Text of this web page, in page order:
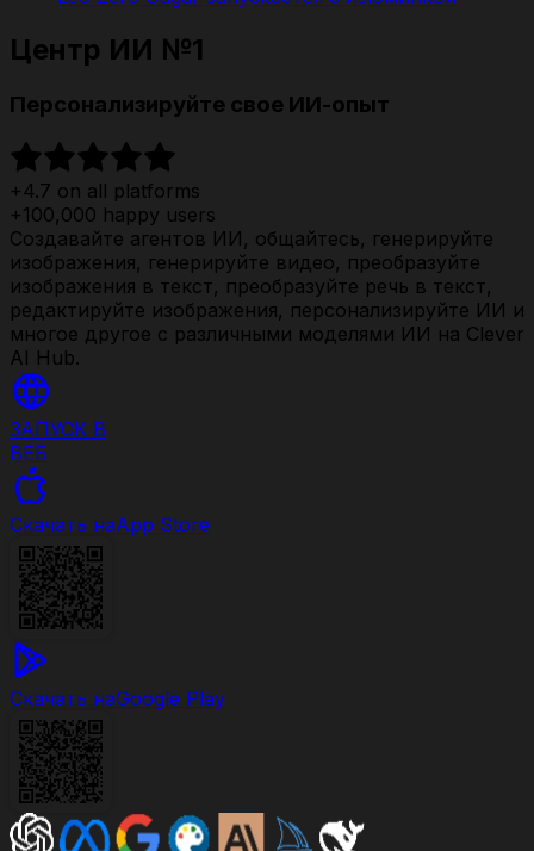
Центр ИИ №1
Персонализируйте свое ИИ-опыт
+4.7 on all platforms
+100,000 happy users
Создавайте агентов ИИ, общайтесь, генерируйте
изображения, генерируйте видео, преобразуйте
изображения в текст, преобразуйте речь в текст,
редактируйте изображения, персонализируйте ИИ и
многое другое с различными моделями ИИ на Clever
AI Hub.
ЗАПУСК В
ВЕБ
Скачать наApp Store
Скачать наGoogle Play